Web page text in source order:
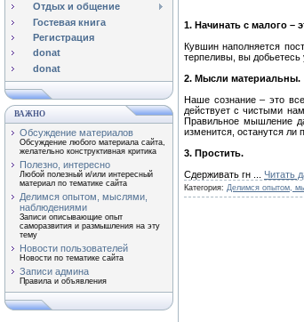
Отдых и общение
Гостевая книга
Регистрация
donat
donat
ВАЖНО
Обсуждение материалов
Обсуждение любого материала сайта,
желательно конструктивная критика
Полезно, интересно
Любой полезный и/или интересный
материал по тематике сайта
Делимся опытом, мыслями,
наблюдениями
Записи описывающие опыт
саморазвития и размышления на эту
тему
Новости пользователей
Новости по тематике сайта
Записи админа
Правила и объявления
1. Начинать с малого –
Кувшин наполняется
терпеливы, вы добьетесь
2. Мысли материальны.
Наше сознание – это
действует с чистыми
Правильное мышление
изменится, останутся ли
3. Простить.
Сдерживать гн
Читать
Категория: Делимся опытом,